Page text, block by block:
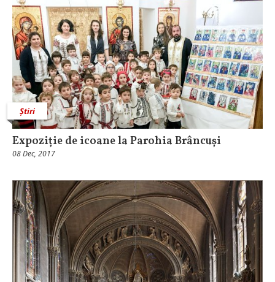
Știri
Expoziție de icoane la Parohia Brâncuși
08 Dec, 2017